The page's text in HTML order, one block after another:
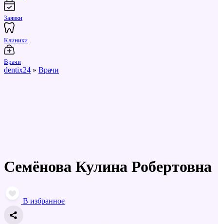
Заявки
Клиники
Врачи
dentix24 » Врачи
Семёнова Кулина Робертовна
В избранное